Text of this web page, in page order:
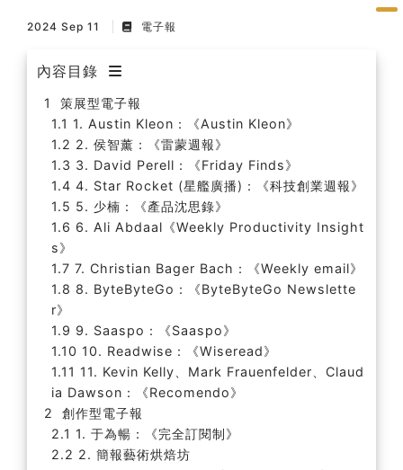
2024 Sep 11 電子報
內容目錄
策展型電子報
1. Austin Kleon：《Austin Kleon》
2. 侯智薰：《雷蒙週報》
3. David Perell：《Friday Finds》
4. Star Rocket (星艦廣播)：《科技創業週報》
5. 少楠：《產品沈思錄》
6. Ali Abdaal《Weekly Productivity Insight
s》
7. Christian Bager Bach：《Weekly email》
8. ByteByteGo：《ByteByteGo Newslette
r》
9. Saaspo：《Saaspo》
10. Readwise：《Wiseread》
11. Kevin Kelly、Mark Frauenfelder、Claud
ia Dawson：《Recomendo》
創作型電子報
1. 于為暢：《完全訂閱制》
2. 簡報藝術烘焙坊